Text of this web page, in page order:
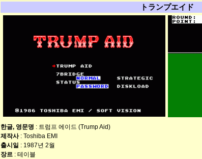
トランプエイド
한글, 영문명 : 트럼프 에이드 (Trump Aid)
제작사: Toshiba EMI
출시일 : 1987년 2월
장르 : 테이블